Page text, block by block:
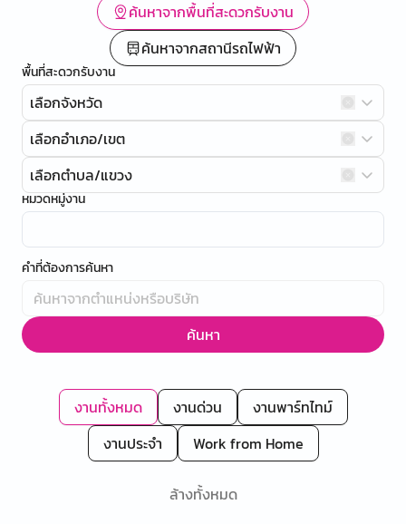
ค้นหาจากพื้นที่สะดวกรับงาน
ค้นหาจากสถานีรถไฟฟ้า
พื้นที่สะดวกรับงาน
เลือกจังหวัด
เลือกอำเภอ/เขต
เลือกตำบล/แขวง
หมวดหมู่งาน
คำที่ต้องการค้นหา
ค้นหา
งานทั้งหมด งานด่วน
งานพาร์ทไทม์
งานประจำ
Work from Home
ล้างทั้งหมด